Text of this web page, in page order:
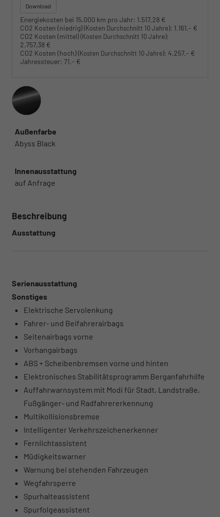
Download
Energiekosten bei 15.000 km pro Jahr: 1.517,28 €
CO2 Kosten (niedrig)(Kosten Durchschnitt 10 Jahre): 1.161,- €
CO2 Kosten (mittel)(Kosten Durchschnitt 10 Jahre):
2.757,38 €
CO2 Kosten (hoch)(Kosten Durchschnitt 10 Jahre): 4.257,- €
Jahressteuer: 71,- €
Außenfarbe
Abyss Black
Innenausstattung
auf Anfrage
Beschreibung
Ausstattung
Serienausstattung
Sonstiges
Elektrische Servolenkung
Fahrer- und Beifahrerairbags
Seitenairbags vorne
Vorhangairbags
ABS + Scheibenbremsen vorne und hinten
Elektronisches Stabilitätsprogramm Berganfahrhilfe
Auffahrwarnsystem mit Modi für Stadt, Landstraße,
Fußgänger- und Radfahrererkennung
Multikollisionsbremse
Intelligenter Verkehrszeichenerkenner
Fernlichtassistent
Müdigkeitswarner
Warnung bei stehenden Fahrzeugen
Wegfahrsperre
Spurhalteassistent
Spurfolgeassistent